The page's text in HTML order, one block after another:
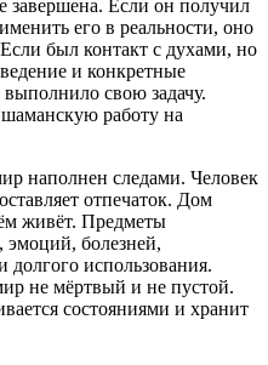
завершена. Если он получил
его в реальности, оно
был контакт с духами, но
и конкретные
выполнило свою задачу.
работу на
наполнен следами. Человек
отпечаток. Дом
живёт. Предметы
эмоций, болезней,
долгого использования.
не мёртвый и не пустой.
состояниями и хранит